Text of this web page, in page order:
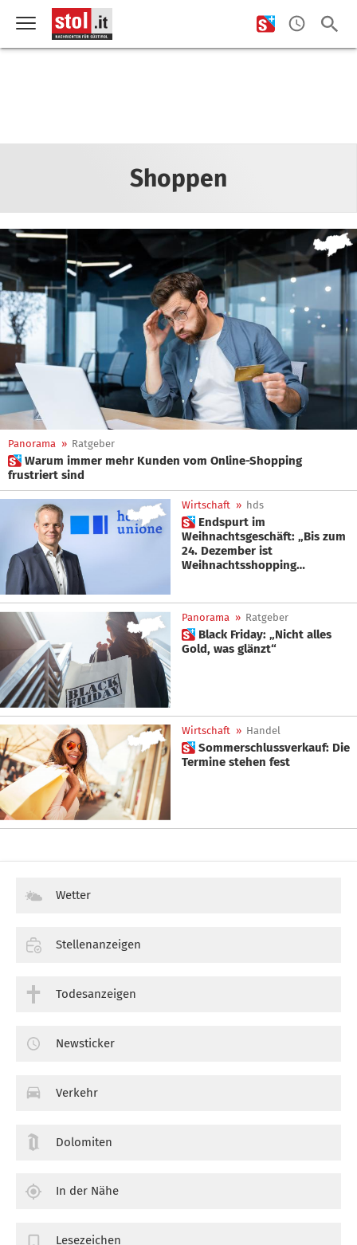
Shoppen
Panorama » Ratgeber
 Warum immer mehr Kunden vom Online-Shopping
frustriert sind
Wirtschaft » hds
 Endspurt im
Weihnachtsgeschäft: „Bis zum
24. Dezember ist
Weihnachtsshopping
Panorama » Ratgeber
 Black Friday: „Nicht alles
Gold, was glänzt“
Wirtschaft » Handel
 Sommerschlussverkauf: Die
Termine stehen fest
Wetter
Stellenanzeigen
Todesanzeigen
Newsticker
Verkehr
Dolomiten
In der Nähe
Lesezeichen